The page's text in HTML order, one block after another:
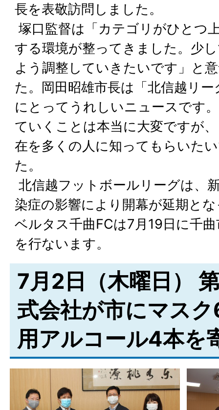
長を表敬訪問しました。
塚口監督は「カテゴリがひとつ
する環境が整ってきました。少
よう調整していきたいです」と
た。岡田昭雄市長は「北信越リ
にとってうれしいニュースです
ていくことは本当に大変ですが
在を多くの人に知ってもらいた
た。
北信越フットボールリーグは、
染症の影響により開幕が延期と
ベルタス千曲FCは7月19日に千
を行ないます。
7月2日（木曜日）
式会社が市にマス
用アルコール4本を